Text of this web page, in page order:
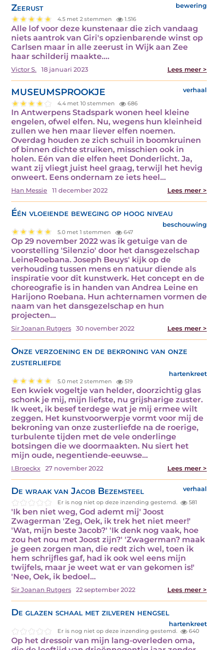
Zeerust bewering
4.5 met 2 stemmen 1.516
Alle lof voor deze kunstenaar die zich vandaag
niets aantrok van Giri's opzienbarende winst op
Carlsen maar in alle zeerust in Wijk aan Zee
haar schilderij maakte.…
Victor S. 18 januari 2023 Lees meer >
MUSEUMSPROOKJE verhaal
4.4 met 10 stemmen 686
In Antwerpens Stadspark wonen heel kleine
engelen, ofwel elfen. Nu, wegens hun kleinheid
zullen we hen maar liever elfen noemen.
Overdag houden ze zich schuil in boomkruinen
of binnen dichte struiken, misschien ook in
holen. Eén van die elfen heet Donderlicht. Ja,
want zij vliegt juist heel graag, terwijl het hevig
onweert. Eens ondernam ze iets heel…
Han Messie 11 december 2022 Lees meer >
Één vloeiende beweging op hoog niveau
beschouwing
5.0 met 1 stemmen 647
Op 29 november 2022 was ik getuige van de
voorstelling 'Silenzio' door het dansgezelschap
LeineRoebana. Joseph Beuys' kijk op de
verhouding tussen mens en natuur diende als
inspiratie voor dit kunstwerk. Het concept en de
choreografie is in handen van Andrea Leine en
Harijono Roebana. Hun achternamen vormen de
naam van het dansgezelschap en hun
projecten…
Sir Joanan Rutgers 30 november 2022 Lees meer >
Onze verzoening en de bekroning van onze
zusterliefde
hartenkreet
5.0 met 2 stemmen 519
Een kwiek vogeltje van helder, doorzichtig glas
schonk je mij, mijn liefste, nu grijsharige zuster.
Ik weet, ik besef terdege wat je mij ermee wilt
zeggen. Het kunstvoorwerpje vormt voor mij de
bekroning van onze zusterliefde na de roerige,
turbulente tijden met de vele onderlinge
botsingen die we doormaakten. Nu siert het
mijn oude, negentiende-eeuwse…
I.Broeckx 27 november 2022 Lees meer >
De wraak van Jacob Bezemsteel verhaal
Er is nog niet op deze inzending gestemd. 581
'Ik ben niet weg, God ademt mij' Joost
Zwagerman 'Zeg, Oek, ik trek het niet meer!'
'Wat, mijn beste Jacob?' 'Ik denk nog vaak, hoe
zou het nou met Joost zijn?' 'Zwagerman? maak
je geen zorgen man, die redt zich wel, toen ik
hem schrijfles gaf, had ik ook wel eens mijn
twijfels, maar je weet wat er van gekomen is!'
'Nee, Oek, ik bedoel…
Sir Joanan Rutgers 22 september 2022 Lees meer >
De glazen schaal met zilveren hengsel
hartenkreet
Er is nog niet op deze inzending gestemd. 640
Op het dressoir van mijn lang-overleden oma,